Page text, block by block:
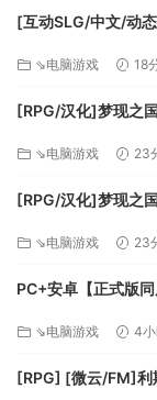
保你的土地支撑得
强大的军队来保卫
你不相信别人能做
战！作为大型策略
略野战和攻城。
在多人模式中与你
游戏和各种游戏模
你或你的朋友想要
题：从诸多胜利条
[互动SLG/中文/动
⇘电脑游戏 18
[RPG/汉化]梦现之
⇘电脑游戏 23
[RPG/汉化]梦现之
⇘电脑游戏 23
PC+安卓【正式版
簡単生活【3.3G】
⇘电脑游戏 4
[RPG] [微云/FM]利斯塔利亚 – 阶级、领地、女人。将一切尽收囊中